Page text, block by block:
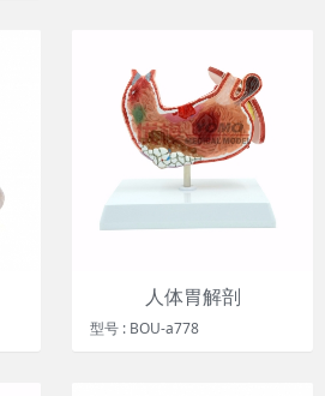
人体胃解剖
型号 : BOU-a778